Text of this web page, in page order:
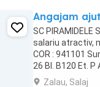
Angajam
SC
salariu atractiv,
COR : 941101
26 BI. B120 Et. P
Zalau, Salaj